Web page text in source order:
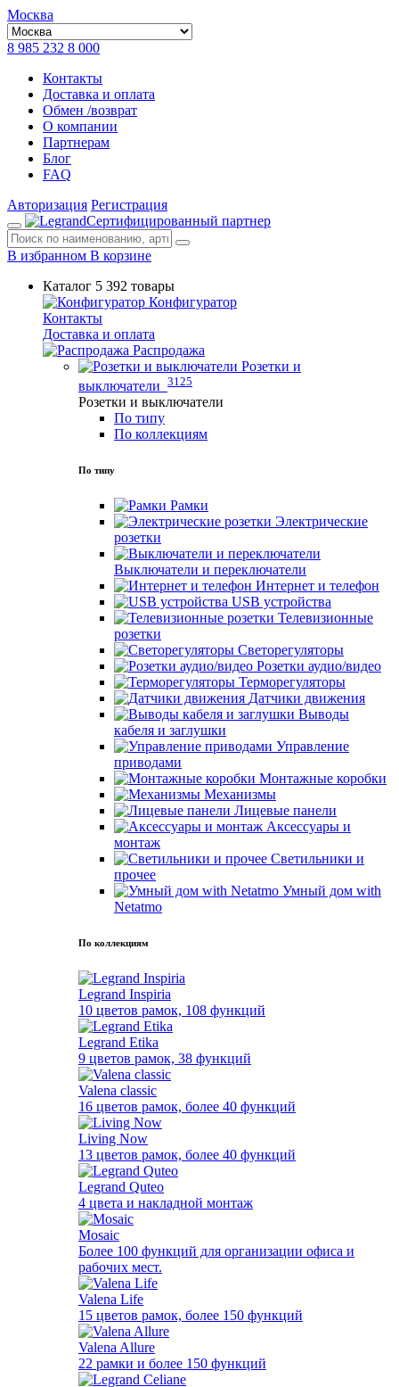
Москва
8 985 232 8 000
Контакты
Доставка и оплата
Обмен /возврат
О компании
Партнерам
Блог
FAQ
Авторизация Регистрация
Сертифицированный партнер
В избранном В корзине
Каталог 5 392 товары
Конфигуратор
Контакты
Доставка и оплата
Распродажа
Розетки и
выключатели 3125
Розетки и выключатели
По типу
По коллекциям
По типу
Рамки
Электрические
розетки
Выключатели и переключатели
Интернет и телефон
USB устройства
Телевизионные
розетки
Светорегуляторы
Розетки аудио/видео
Терморегуляторы
Датчики движения
Выводы
кабеля и заглушки
Управление
приводами
Монтажные коробки
Механизмы
Лицевые панели
Аксессуары и
монтаж
Светильники и
прочее
Умный дом with
Netatmo
По коллекциям
Legrand Inspiria
10 цветов рамок, 108 функций
Legrand Etika
9 цветов рамок, 38 функций
Valena classic
16 цветов рамок, более 40 функций
Living Now
13 цветов рамок, более 40 функций
Legrand Quteo
4 цвета и накладной монтаж
Mosaic
Более 100 функций для организации офиса и
рабочих мест.
Valena Life
15 цветов рамок, более 150 функций
Valena Allure
22 рамки и более 150 функций